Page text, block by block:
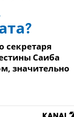
секретаря
Саиба
значительно